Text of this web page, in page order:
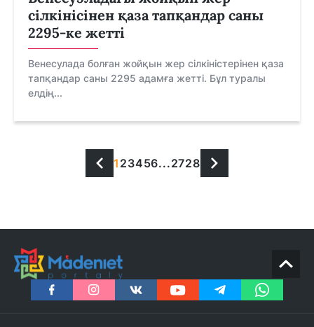
сілкінісінен қаза тапқандар саны
2295-ке жетті
Венесулада болған жойқын жер сілкіністерінен қаза
тапқандар саны 2295 адамға жетті. Бұл туралы
елдің...
1 23456...2728